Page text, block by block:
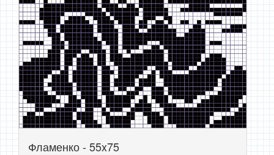
Фламенко - 55x75